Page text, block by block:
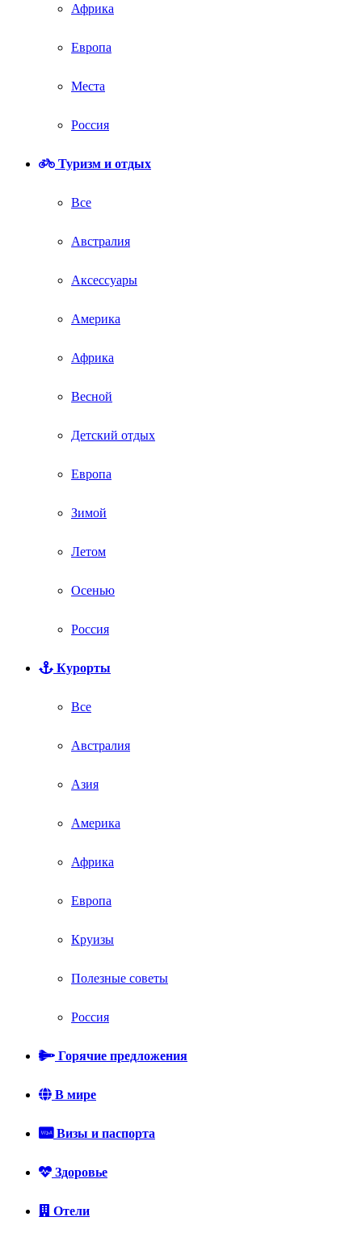
Африка
Европа
Места
Россия
Туризм и отдых
Все
Австралия
Аксессуары
Америка
Африка
Весной
Детский отдых
Европа
Зимой
Летом
Осенью
Россия
Курорты
Все
Австралия
Азия
Америка
Африка
Европа
Круизы
Полезные советы
Россия
Горячие предложения
В мире
Визы и паспорта
Здоровье
Отели